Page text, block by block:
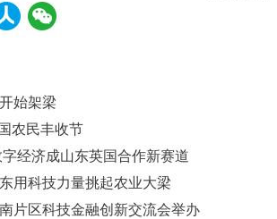
始架梁
农民丰收节
经济成山东英国合作新赛道
用科技力量挑起农业大梁
片区科技金融创新交流会举办